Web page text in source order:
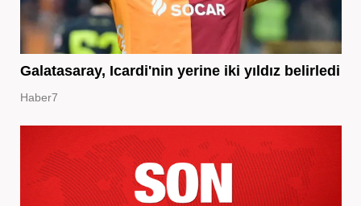
Galatasaray, Icardi'nin yerine iki yıldız belirledi
Haber7